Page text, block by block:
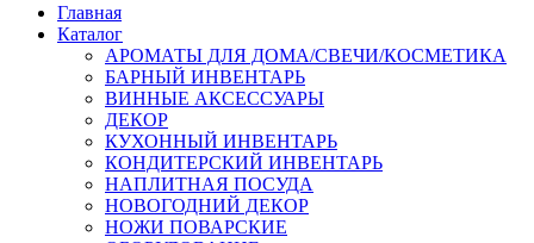
Главная
Каталог
АРОМАТЫ ДЛЯ ДОМА/СВЕЧИ/КОСМЕТИКА
БАРНЫЙ ИНВЕНТАРЬ
ВИННЫЕ АКСЕССУАРЫ
ДЕКОР
КУХОННЫЙ ИНВЕНТАРЬ
КОНДИТЕРСКИЙ ИНВЕНТАРЬ
НАПЛИТНАЯ ПОСУДА
НОВОГОДНИЙ ДЕКОР
НОЖИ ПОВАРСКИЕ